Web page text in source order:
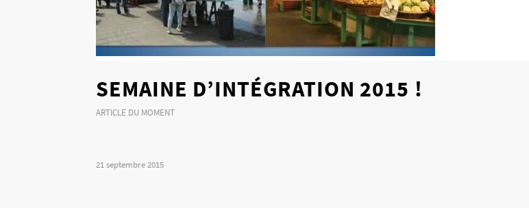
SEMAINE D’INTÉGRATION 2015 !
ARTICLE DU MOMENT
21 septembre 2015